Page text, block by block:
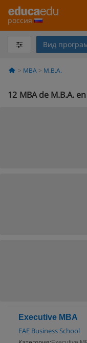
россия
Вид
MBA M.B.A.
12 MBA de M.B.A.
Executive MBA
EAE Business School